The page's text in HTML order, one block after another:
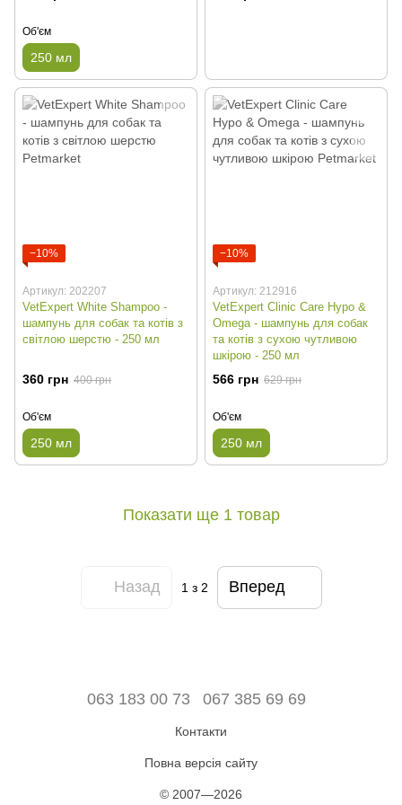
Об'єм
250 мл
−10%
Артикул: 202207
VetExpert White Shampoo -
шампунь для собак та котів з
світлою шерстю - 250 мл
360 грн 400 грн
Об'єм
250 мл
−10%
Артикул: 212916
VetExpert Clinic Care Hypo &
Omega - шампунь для собак
та котів з сухою чутливою
шкірою - 250 мл
566 грн 629 грн
Об'єм
250 мл
Показати ще 1 товар
Назад 1 з 2 Вперед
063 183 00 73 067 385 69 69
Контакти
Повна версія сайту
© 2007—2026